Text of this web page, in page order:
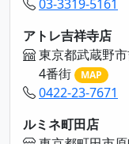
03-3319-5161
アトレ吉祥寺店
東京都武蔵野
4番街
MAP
0422-23-7671
ルミネ町田店